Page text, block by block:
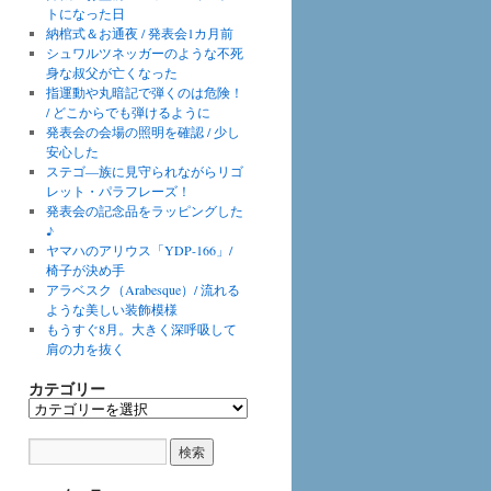
トになった日
納棺式＆お通夜 / 発表会1カ月前
シュワルツネッガーのような不死
身な叔父が亡くなった
指運動や丸暗記で弾くのは危険！
/ どこからでも弾けるように
発表会の会場の照明を確認 / 少し
安心した
ステゴ―族に見守られながらリゴ
レット・パラフレーズ！
発表会の記念品をラッピングした
♪
ヤマハのアリウス「YDP-166」/
椅子が決め手
アラベスク（Arabesque）/ 流れる
ような美しい装飾模様
もうすぐ8月。大きく深呼吸して
肩の力を抜く
カテゴリー
カ
リ